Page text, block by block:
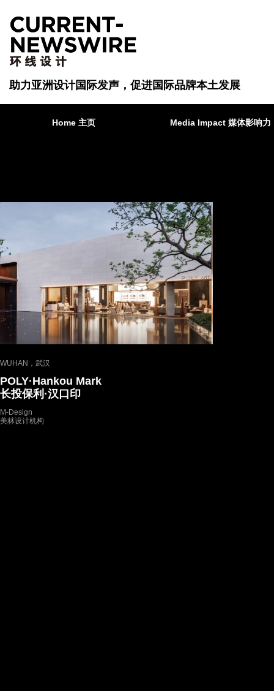
Home 主页 Media Impact 媒体影响力
助力亚洲设计国际发声，促进国际品牌本土发展
WUHAN，武汉
POLY·Hankou Mark
长投保利·汉口印
M-Design
美林设计机构